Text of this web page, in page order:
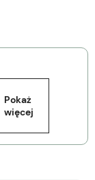
Pokaż
więcej